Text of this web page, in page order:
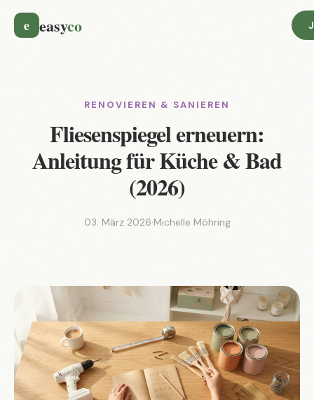
e easyco
RENOVIEREN & SANIEREN
Fliesenspiegel erneuern:
Anleitung für Küche & Bad
(2026)
03. März 2026·Michelle Möhring